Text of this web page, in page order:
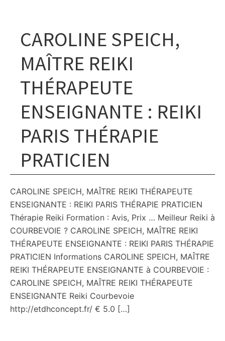
CAROLINE SPEICH,
MAÎTRE REIKI
THÉRAPEUTE
ENSEIGNANTE : REIKI
PARIS THÉRAPIE
PRATICIEN
CAROLINE SPEICH, MAÎTRE REIKI THÉRAPEUTE
ENSEIGNANTE : REIKI PARIS THÉRAPIE PRATICIEN
Thérapie Reiki Formation : Avis, Prix … Meilleur Reiki à
COURBEVOIE ? CAROLINE SPEICH, MAÎTRE REIKI
THÉRAPEUTE ENSEIGNANTE : REIKI PARIS THÉRAPIE
PRATICIEN Informations CAROLINE SPEICH, MAÎTRE
REIKI THÉRAPEUTE ENSEIGNANTE à COURBEVOIE :
CAROLINE SPEICH, MAÎTRE REIKI THÉRAPEUTE
ENSEIGNANTE Reiki Courbevoie
http://etdhconcept.fr/ € 5.0 […]